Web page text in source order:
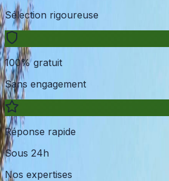
Sélection rigoureuse
100% gratuit
Sans engagement
Réponse rapide
Sous 24h
Nos expertises